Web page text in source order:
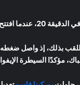
بلمسة ذكية داخل الشباك، مانحًا الأفيال أفضلية مبكرة.
بذلك، إذ واصل ضغطه
مؤكدًا السيطرة